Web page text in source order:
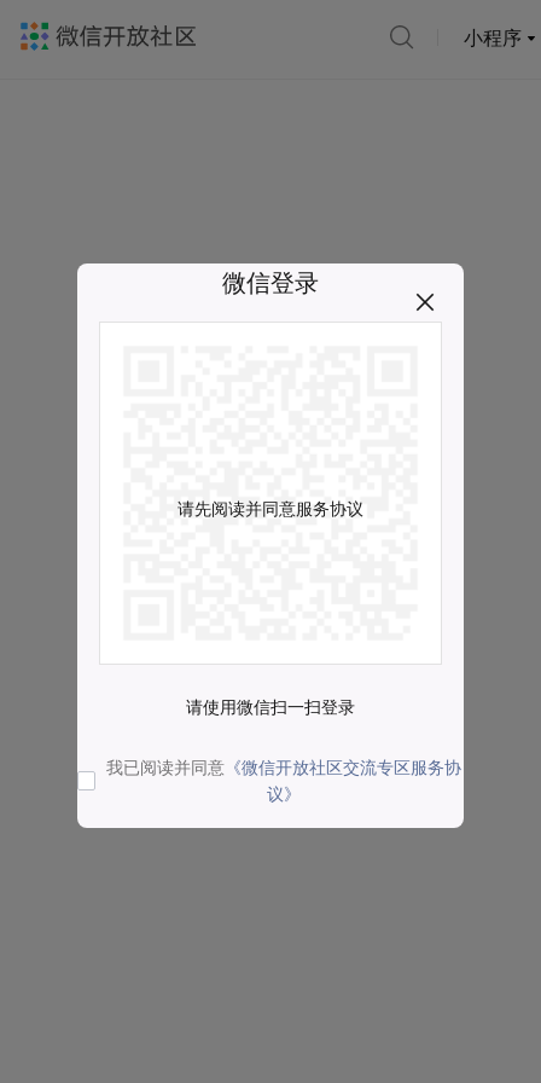
小程序
微信登录
请先阅读并同意服务协议
请使用微信扫一扫登录
我已阅读并同意 《微信开放社区交流专区服务协
议》